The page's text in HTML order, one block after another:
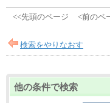
<<先頭のページ <前のペ
検索をやりなおす
他の条件で検索